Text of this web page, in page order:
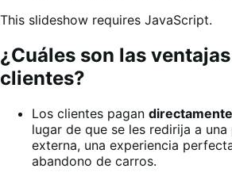
This slideshow requires JavaScript.
¿Cuáles son las
clientes?
Los clientes pagan
lugar de que se les redirija a
externa, una experiencia
abandono de carros.